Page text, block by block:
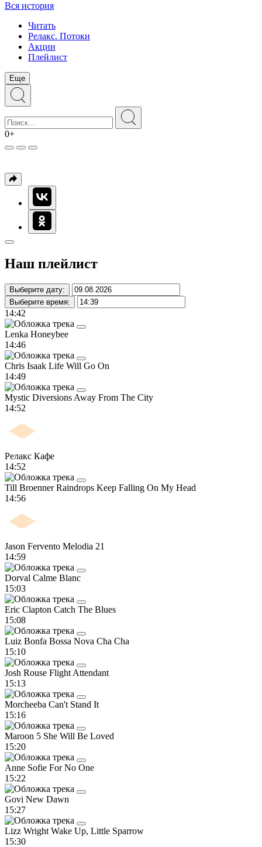
Вся история
Читать
Релакс. Потоки
Акции
Плейлист
Еще
0+
Наш плейлист
Выберите дату:
Выберите время:
14:42
Lenka Honeybee
14:46
Chris Isaak Life Will Go On
14:49
Mystic Diversions Away From The City
14:52
Релакс Кафе
14:52
Till BroennerRaindrops Keep Falling On My Head
14:56
Jason Fervento Melodia 21
14:59
Dorval Calme Blanc
15:03
Eric Clapton Catch The Blues
15:08
Luiz Bonfa Bossa Nova Cha Cha
15:10
Josh Rouse Flight Attendant
15:13
Morcheeba Can't Stand It
15:16
Maroon 5 She Will Be Loved
15:20
Anne Sofie For No One
15:22
Govi New Dawn
15:27
Lizz Wright Wake Up, Little Sparrow
15:30